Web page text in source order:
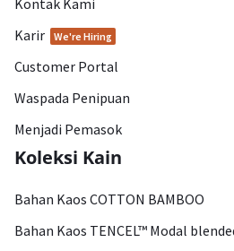
Kontak Kami
Karir
We're Hiring
Customer Portal
Waspada Penipuan
Menjadi Pemasok
Koleksi Kain
Bahan Kaos COTTON BAMBOO
Bahan Kaos TENCEL™ Modal